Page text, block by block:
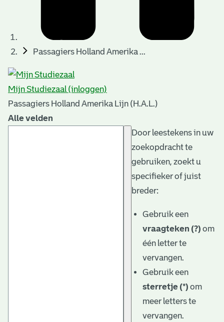
Passagiers Holland Amerika ...
Mijn Studiezaal (inloggen)
Passagiers Holland Amerika Lijn (H.A.L.)
Alle velden
Door leestekens in uw
zoekopdracht te
gebruiken, zoekt u
specifieker of juist
breder:
Gebruik een
vraagteken (?) om
één letter te
vervangen.
Gebruik een
sterretje (*) om
meer letters te
vervangen.